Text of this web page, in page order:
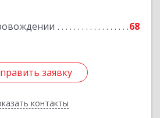
68
заявку
контакты
заявку
Назад